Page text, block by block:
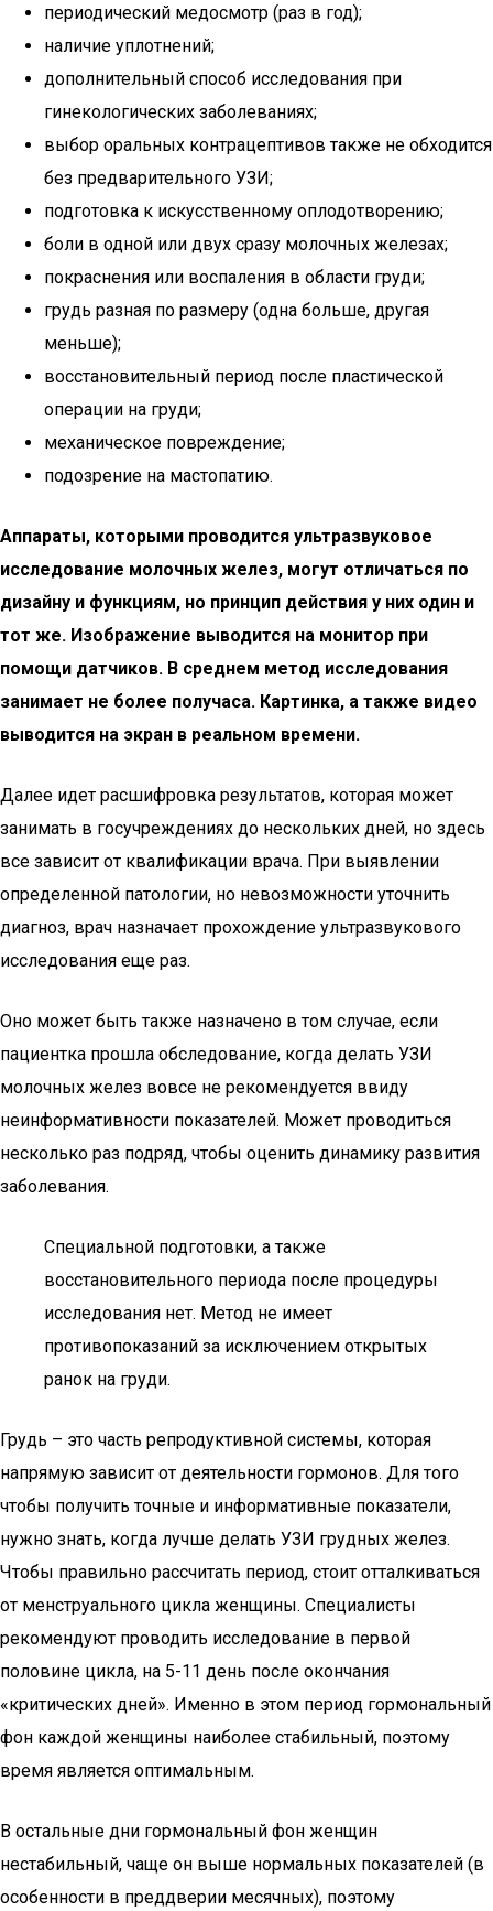
периодический медосмотр (раз в год);
наличие уплотнений;
дополнительный способ исследования при
гинекологических заболеваниях;
выбор оральных контрацептивов также не обходится
без предварительного УЗИ;
подготовка к искусственному оплодотворению;
боли в одной или двух сразу молочных железах;
покраснения или воспаления в области груди;
грудь разная по размеру (одна больше, другая
меньше);
восстановительный период после пластической
операции на груди;
механическое повреждение;
подозрение на мастопатию.
Аппараты, которыми проводится ультразвуковое
исследование молочных желез, могут отличаться по
дизайну и функциям, но принцип действия у них один и
тот же. Изображение выводится на монитор при
помощи датчиков. В среднем метод исследования
занимает не более получаса. Картинка, а также видео
выводится на экран в реальном времени.
Далее идет расшифровка результатов, которая может
занимать в госучреждениях до нескольких дней, но здесь
все зависит от квалификации врача. При выявлении
определенной патологии, но невозможности уточнить
диагноз, врач назначает прохождение ультразвукового
исследования еще раз.
Оно может быть также назначено в том случае, если
пациентка прошла обследование, когда делать УЗИ
молочных желез вовсе не рекомендуется ввиду
неинформативности показателей. Может проводиться
несколько раз подряд, чтобы оценить динамику развития
заболевания.
Специальной подготовки, а также
восстановительного периода после процедуры
исследования нет. Метод не имеет
противопоказаний за исключением открытых
ранок на груди.
Грудь – это часть репродуктивной системы, которая
напрямую зависит от деятельности гормонов. Для того
чтобы получить точные и информативные показатели,
нужно знать, когда лучше делать УЗИ грудных желез.
Чтобы правильно рассчитать период, стоит отталкиваться
от менструального цикла женщины. Специалисты
рекомендуют проводить исследование в первой
половине цикла, на 5-11 день после окончания
«критических дней». Именно в этом период гормональный
фон каждой женщины наиболее стабильный, поэтому
время является оптимальным.
В остальные дни гормональный фон женщин
нестабильный, чаще он выше нормальных показателей (в
особенности в преддверии месячных), поэтому